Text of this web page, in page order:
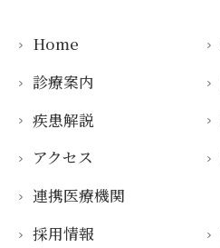
Home
診療案内
疾患解説
アクセス
連携医療機関
採用情報